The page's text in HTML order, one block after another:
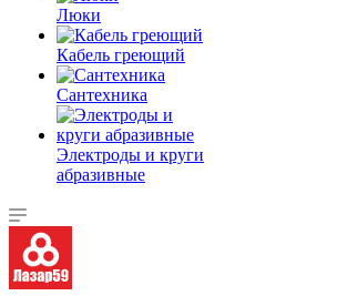
Люки
Кабель греющий
Сантехника
Электроды и круги
абразивные